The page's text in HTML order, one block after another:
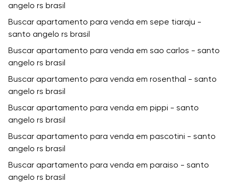
angelo rs brasil
Buscar apartamento para venda em sepe tiaraju -
santo angelo rs brasil
Buscar apartamento para venda em sao carlos - santo
angelo rs brasil
Buscar apartamento para venda em rosenthal - santo
angelo rs brasil
Buscar apartamento para venda em pippi - santo
angelo rs brasil
Buscar apartamento para venda em pascotini - santo
angelo rs brasil
Buscar apartamento para venda em paraiso - santo
angelo rs brasil